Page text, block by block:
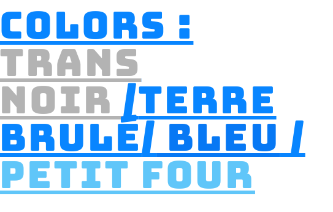
colors :
trans
noir/terre
brulé/ bleu /
petit four